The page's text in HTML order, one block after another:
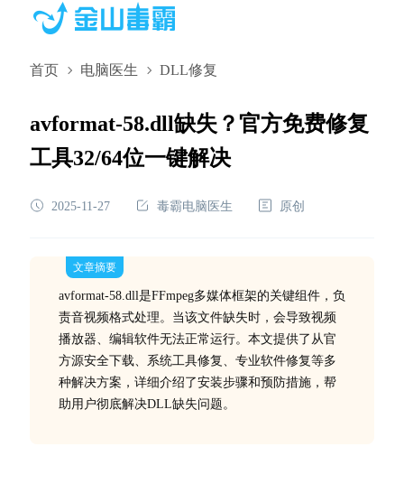
首页 电脑医生 DLL修复
avformat-58.dll缺失？官方免费修复
工具32/64位一键解决
2025-11-27 毒霸电脑医生 原创
文章摘要
avformat-58.dll是FFmpeg多媒体框架的关键组件，负
责音视频格式处理。当该文件缺失时，会导致视频
播放器、编辑软件无法正常运行。本文提供了从官
方源安全下载、系统工具修复、专业软件修复等多
种解决方案，详细介绍了安装步骤和预防措施，帮
助用户彻底解决DLL缺失问题。